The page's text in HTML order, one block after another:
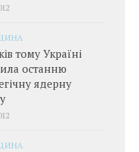
тому Україні
останню
ядерну